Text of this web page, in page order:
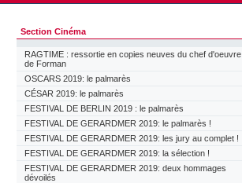
Section Cinéma
RAGTIME : ressortie en copies neuves du chef d'oeuvre
de Forman
OSCARS 2019: le palmarès
CÉSAR 2019: le palmarès
FESTIVAL DE BERLIN 2019 : le palmarès
FESTIVAL DE GERARDMER 2019: le palmarès !
FESTIVAL DE GERARDMER 2019: les jury au complet !
FESTIVAL DE GERARDMER 2019: la sélection !
FESTIVAL DE GERARDMER 2019: deux hommages
dévoilés